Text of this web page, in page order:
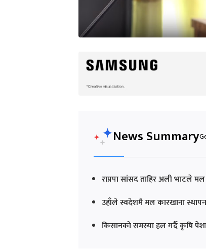
News Summary
राप्रपा सांसद ताहिर अली भाटले
उहाँले स्वदेशमै मल कारखाना
किसानको समस्या हल गर्दै कृषि